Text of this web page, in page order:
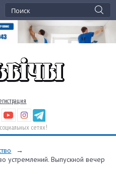
сетях!
→
устремлений. Выпускной вечер